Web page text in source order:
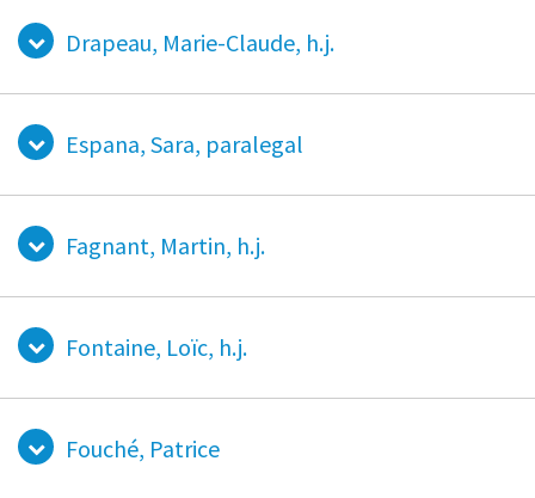
Drapeau, Marie-Claude, h.j.
Espana, Sara, paralegal
Fagnant, Martin, h.j.
Fontaine, Loïc, h.j.
Fouché, Patrice